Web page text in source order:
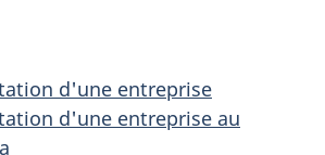
d'une entreprise
d'une entreprise au